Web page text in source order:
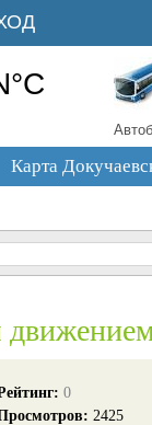
Карта
0
2425